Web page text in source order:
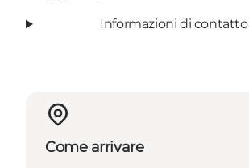
Informazioni di contatto
Come arrivare